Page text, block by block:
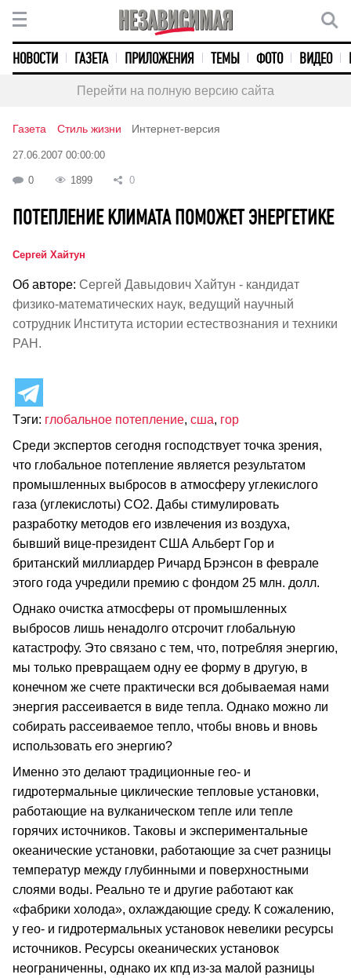
НОВОСТИ ГАЗЕТА ПРИЛОЖЕНИЯ ТЕМЫ ФОТО ВИДЕО
Перейти на полную версию сайта
Газета Стиль жизни Интернет-версия
27.06.2007 00:00:00
0 1899 0
ПОТЕПЛЕНИЕ КЛИМАТА ПОМОЖЕТ ЭНЕРГЕТИКЕ
Сергей Хайтун
Об авторе: Сергей Давыдович Хайтун - кандидат
физико-математических наук, ведущий научный
сотрудник Института истории естествознания и техники
РАН.
Тэги: глобальное потепление, сша, гор
Среди экспертов сегодня господствует точка зрения,
что глобальное потепление является результатом
промышленных выбросов в атмосферу углекислого
газа (углекислоты) CO2. Дабы стимулировать
разработку методов его извлечения из воздуха,
бывший вице-президент США Альберт Гор и
британский миллиардер Ричард Брэнсон в феврале
этого года учредили премию с фондом 25 млн. долл.
Однако очистка атмосферы от промышленных
выбросов лишь ненадолго отсрочит глобальную
катастрофу. Это связано с тем, что, потребляя энергию,
мы только превращаем одну ее форму в другую, в
конечном же счете практически вся добываемая нами
энергия рассеивается в виде тепла. Однако можно ли
собирать рассеиваемое тепло, чтобы вновь и вновь
использовать его энергию?
Именно это делают традиционные гео- и
гидротермальные циклические тепловые установки,
работающие на вулканическом тепле или тепле
горячих источников. Таковы и экспериментальные
океанические установки, работающие за счет разницы
температур между глубинными и поверхностными
слоями воды. Реально те и другие работают как
«фабрики холода», охлаждающие среду. К сожалению,
у гео- и гидротермальных установок невелики ресурсы
источников. Ресурсы океанических установок
неограниченны, однако их кпд из-за малой разницы